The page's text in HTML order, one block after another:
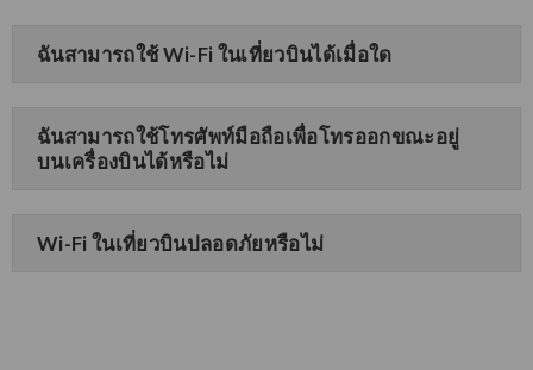
ฉันสามารถใช้ Wi-Fi ในเที่ยวบินได้เมื่อใด
ฉันสามารถใช้โทรศัพท์มือถือเพื่อโทรออกขณะอยู่
บนเครื่องบินได้หรือไม่
Wi-Fi ในเที่ยวบินปลอดภัยหรือไม่